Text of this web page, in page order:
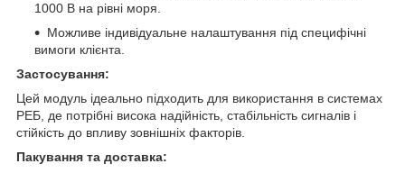
1000 В на рівні моря.
Можливе індивідуальне налаштування під специфічні
вимоги клієнта.
Застосування:
Цей модуль ідеально підходить для використання в системах
РЕБ, де потрібні висока надійність, стабільність сигналів і
стійкість до впливу зовнішніх факторів.
Пакування та доставка: